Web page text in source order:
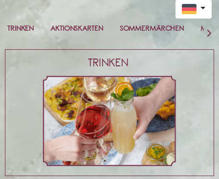
TRINKEN AKTIONSKARTEN SOMMERMÄRCHEN
TRINKEN